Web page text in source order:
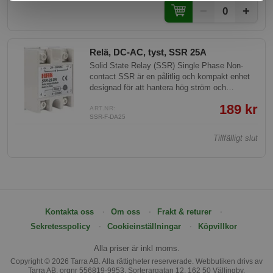
design och erbjuder effektiv styrning av
elektriska laster med minimalt underhåll.
0 +
Relä, DC-AC, tyst, SSR 25A
Solid State Relay (SSR) Single Phase Non-
contact SSR är en pålitlig och kompakt enhet
designad för att hantera hög ström och
minimerad elektromekanisk slitage. Denna
SSR är lätt att använda tack vare sin robusta
elektriska laster med minimalt underhåll.
ART.NR:
SSR-F-DA25
189 kr
Tillfälligt slut
Kontakta oss Om oss
Frakt & returer
Sekretesspolicy
Cookieinställningar Köpvillkor
Alla priser är inkl moms.
Copyright © 2026 Tarra AB. Alla rättigheter reserverade. Webbutiken drivs av
Tarra AB, orgnr 556819-9953, Sorterargatan 12, 162 50 Vällingby.